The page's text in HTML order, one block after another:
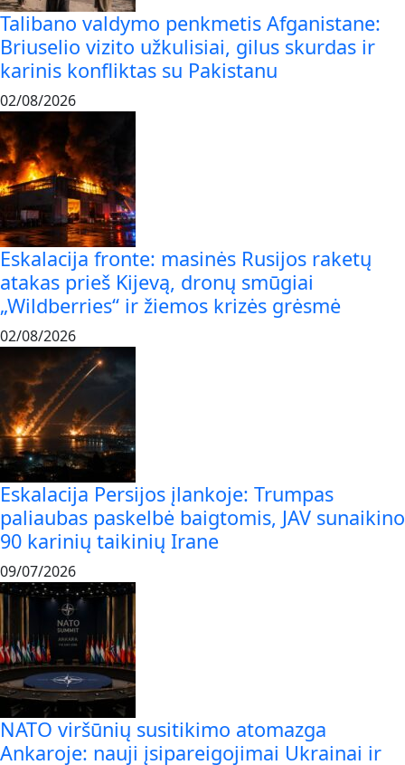
Talibano valdymo penkmetis Afganistane:
Briuselio vizito užkulisiai, gilus skurdas ir
karinis konfliktas su Pakistanu
02/08/2026
Eskalacija fronte: masinės Rusijos raketų
atakas prieš Kijevą, dronų smūgiai
„Wildberries“ ir žiemos krizės grėsmė
02/08/2026
Eskalacija Persijos įlankoje: Trumpas
paliaubas paskelbė baigtomis, JAV sunaikino
90 karinių taikinių Irane
09/07/2026
NATO viršūnių susitikimo atomazga
Ankaroje: nauji įsipareigojimai Ukrainai ir